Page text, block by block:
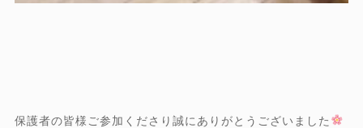
保護者の皆様ご参加くださり誠にありがとうございました